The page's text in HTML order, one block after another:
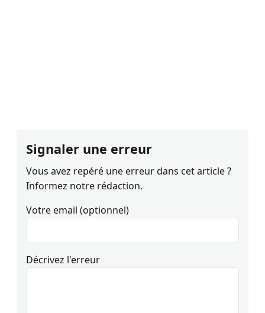
Signaler une erreur
Vous avez repéré une erreur dans cet article ?
Informez notre rédaction.
Votre email (optionnel)
Décrivez l'erreur